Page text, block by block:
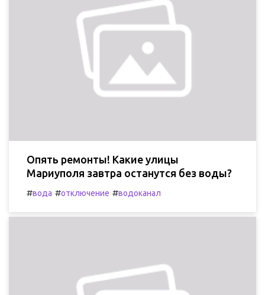
Опять ремонты! Какие улицы
Мариуполя завтра останутся без воды?
#вода #отключение #водоканал